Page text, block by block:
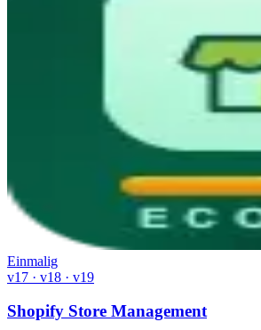
Einmalig
v17 · v18 · v19
Shopify Store Management